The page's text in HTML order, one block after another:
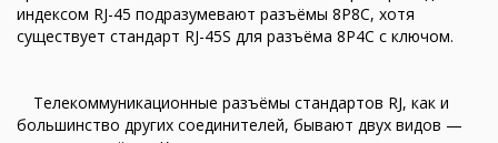
индексом RJ-45 подразумевают разъёмы 8P8C, хотя
существует стандарт RJ-45S для разъёма 8P4C с ключом.
Телекоммуникационные разъёмы стандартов RJ, как и
большинство других соединителей, бывают двух видов —